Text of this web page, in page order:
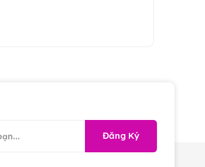
Đăng Ký